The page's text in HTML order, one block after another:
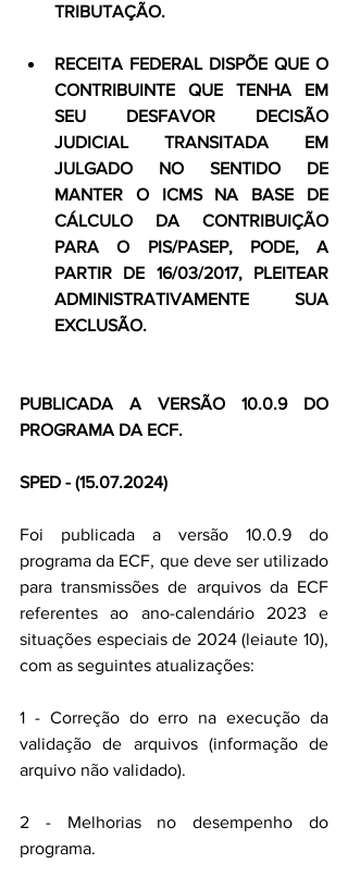
TRIBUTAÇÃO.
RECEITA FEDERAL DISPÕE QUE O
CONTRIBUINTE QUE TENHA EM
SEU DESFAVOR DECISÃO
JUDICIAL TRANSITADA EM
JULGADO NO SENTIDO DE
MANTER O ICMS NA BASE DE
CÁLCULO DA CONTRIBUIÇÃO
PARA O PIS/PASEP, PODE, A
PARTIR DE 16/03/2017, PLEITEAR
ADMINISTRATIVAMENTE SUA
EXCLUSÃO.
PUBLICADA A VERSÃO 10.0.9 DO
PROGRAMA DA ECF.
SPED - (15.07.2024)
Foi publicada a versão 10.0.9 do
programa da ECF, que deve ser utilizado
para transmissões de arquivos da ECF
referentes ao ano-calendário 2023 e
situações especiais de 2024 (leiaute 10),
com as seguintes atualizações:
1 - Correção do erro na execução da
validação de arquivos (informação de
arquivo não validado).
2 - Melhorias no desempenho do
programa.